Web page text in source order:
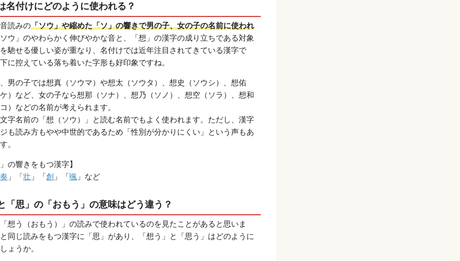
名付けにどのように使われる？
読みの「ソウ」や縮めた「ソ」の響きで男の子、女の子の名前に使われ
ウ」のやわらかく伸びやかな音と、「想」の漢字の成り立ちである対象
馳せる優しい姿が重なり、名付けでは近年注目されてきている漢字で
に控えている落ち着いた字形も好印象ですね。
男の子では想真（ソウマ）や想太（ソウタ）、想史（ソウシ）、想佑
）など、女の子なら想那（ソナ）、想乃（ソノ）、想空（ソラ）、想和
）などの名前が考えられます。
字名前の「想（ソウ）」と読む名前でもよく使われます。ただし、漢字
も読み方もやや中世的であるため「性別が分かりにくい」という声もあ
。
の響きをもつ漢字】
奏 」「壮 」「創 」「颯 」など
「思」の「おもう」の意味はどう違う？
想う（おもう）」の読みで使われているのを見たことがあると思いま
同じ読みをもつ漢字に「思」があり、「想う」と「思う」はどのように
ょうか。